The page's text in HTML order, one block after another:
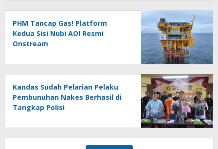
PHM Tancap Gas! Platform
Kedua Sisi Nubi AOI Resmi
Onstream
Kandas Sudah Pelarian Pelaku
Pembunuhan Nakes Berhasil di
Tangkap Polisi